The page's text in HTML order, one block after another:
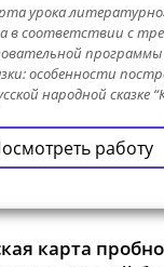
урока
в соответствии с
особенности
народной сказке
работу
карта